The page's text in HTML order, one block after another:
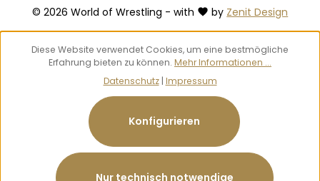
© 2026 World of Wrestling - with by Zenit Design
Diese Website verwendet Cookies, um eine bestmögliche
Erfahrung bieten zu können. Mehr Informationen ...
Datenschutz| Impressum
Nur technisch notwendige
Konfigurieren